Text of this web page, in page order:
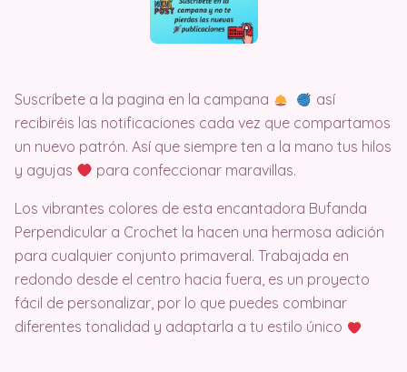
Suscríbete a la pagina en la campana
así
recibiréis las notificaciones cada vez que compartamos
un nuevo patrón. Así que siempre ten a la mano tus hilos
y agujas
para confeccionar maravillas.
Los vibrantes colores de esta encantadora Bufanda
Perpendicular a Crochet la hacen una hermosa adición
para cualquier conjunto primaveral. Trabajada en
redondo desde el centro hacia fuera, es un proyecto
fácil de personalizar, por lo que puedes combinar
diferentes tonalidad y adaptarla a tu estilo único